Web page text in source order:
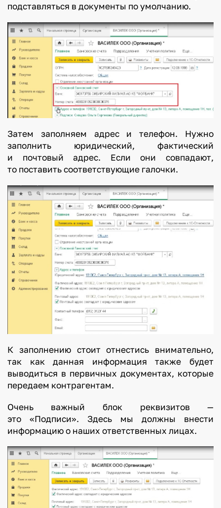
подставляться в документы по умолчанию.
Затем заполняем адрес и телефон. Нужно
заполнить юридический, фактический
и почтовый адрес. Если они совпадают,
то поставить соответствующие галочки.
К заполнению стоит отнестись внимательно,
так как данная информация также будет
выводиться в первичных документах, которые
передаем контрагентам.
Очень важный блок реквизитов —
это «Подписи». Здесь мы должны внести
информацию о наших ответственных лицах.